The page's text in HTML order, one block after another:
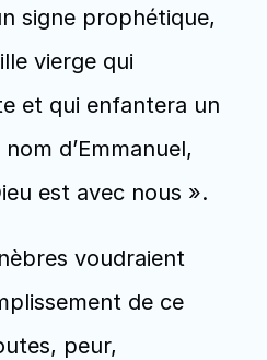
signe prophétique,
vierge qui
et qui enfantera un
d’Emmanuel,
est avec nous ».
voudraient
de ce
peur,